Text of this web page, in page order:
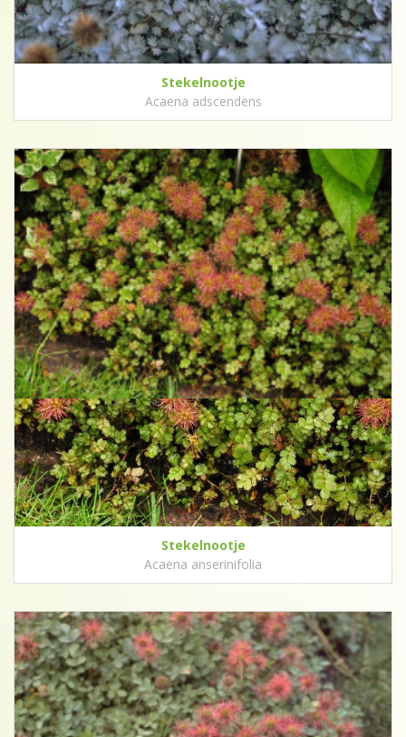
Stekelnootje
Acaena adscendens
Stekelnootje
Acaena anserinifolia